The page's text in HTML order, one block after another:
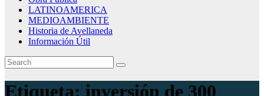
LATINOAMERICA
MEDIOAMBIENTE
Historia de Avellaneda
Información Útil
Etiqueta: inversión de 300